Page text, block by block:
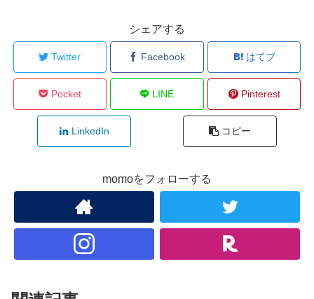
シェアする
Twitter Facebook はてブ
Pocket LINE Pinterest
LinkedIn コピー
momoをフォローする